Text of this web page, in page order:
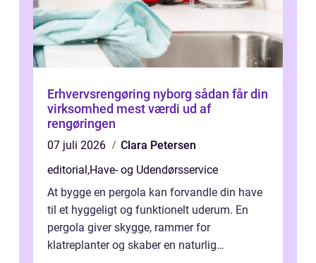
Erhvervsrengøring nyborg sådan får din
virksomhed mest værdi ud af
rengøringen
07 juli 2026
Clara Petersen
editorial,Have- og Udendørsservice
At bygge en pergola kan forvandle din have
til et hyggeligt og funktionelt uderum. En
pergola giver skygge, rammer for
klatreplanter og skaber en naturlig